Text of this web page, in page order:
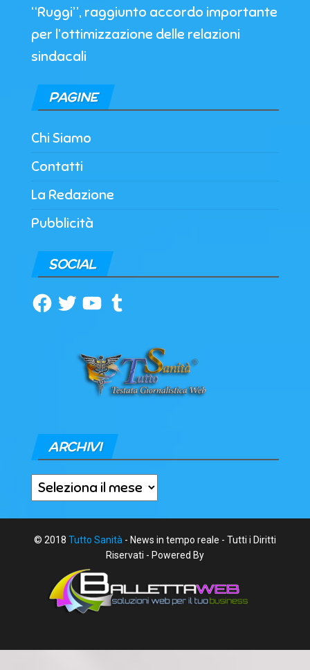
“Ruggi”, raggiunto accordo importante
per l’ottimizzazione delle relazioni
sindacali
PAGINE
Chi Siamo
Contatti
La Redazione
Pubblicità
SOCIAL
Facebook
TwitterYouTubeTumblr
ARCHIVI
Archivi
© 2018 Tutto Sanità - News in tempo reale - Tutti i Diritti
Riservati - Powered By